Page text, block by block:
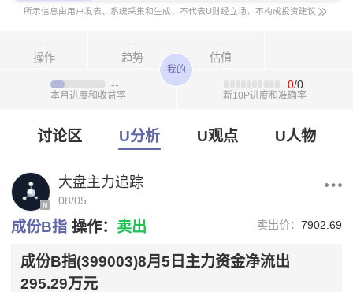
所示信息由用户发表、系统采集和生成，不代表U财经立场，不构成投资建议
--
操作
--
趋势
--
估值
--
本月进度和收益率
0/0
新10P进度和准确率
我的
讨论区 U分析 U观点 U人物
大盘主力追踪
08/05
成份B指 操作： 卖出 卖出价： 7902.69
成份B指(399003)8月5日主力资金净流出
295.29万元